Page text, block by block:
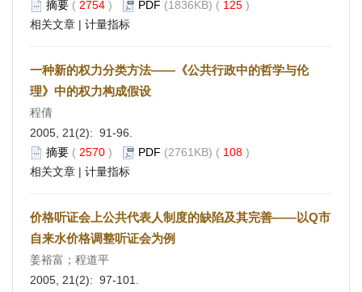
摘要 ( 2754 ) PDF (1836KB) ( 125 )
相关文章 | 计量指标
一种新的权力分类方法——《公共行政中的哲学与伦
理》中的权力构成假设
程倩
2005, 21(2): 91-96.
摘要 ( 2570 ) PDF (2761KB) ( 108 )
相关文章 | 计量指标
价格听证会上公共代表人制度的缺陷及其完善——以Q市
自来水价格调整听证会为例
姜裕富；程道平
2005, 21(2): 97-101.